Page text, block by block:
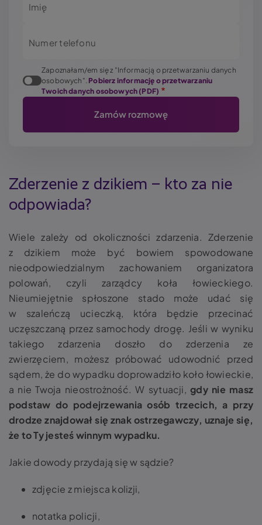
Imię
Numer telefonu
Zapoznałam/em się z "Informacją o przetwarzaniu danych
osobowych". Pobierz informację o przetwarzaniu
Twoich danych osobowych (PDF)
Zderzenie z dzikiem – kto za nie
odpowiada?
Wiele zależy od okoliczności zdarzenia. Zderzenie
z dzikiem może być bowiem spowodowane
nieodpowiedzialnym zachowaniem organizatora
polowań, czyli zarządcy koła łowieckiego.
Nieumiejętnie spłoszone stado może udać się
w szaleńczą ucieczką, która będzie przecinać
uczęszczaną przez samochody drogę. Jeśli w wyniku
takiego zdarzenia doszło do zderzenia ze
zwierzęciem, możesz próbować udowodnić przed
sądem, że do wypadku doprowadziło koło łowieckie,
a nie Twoja nieostrożność. W sytuacji, gdy nie masz
podstaw do podejrzewania osób trzecich, a przy
drodze znajdował się znak ostrzegawczy, uznaje się,
że to Ty jesteś winnym wypadku.
Jakie dowody przydają się w sądzie?
zdjęcie z miejsca kolizji,
notatka policji,